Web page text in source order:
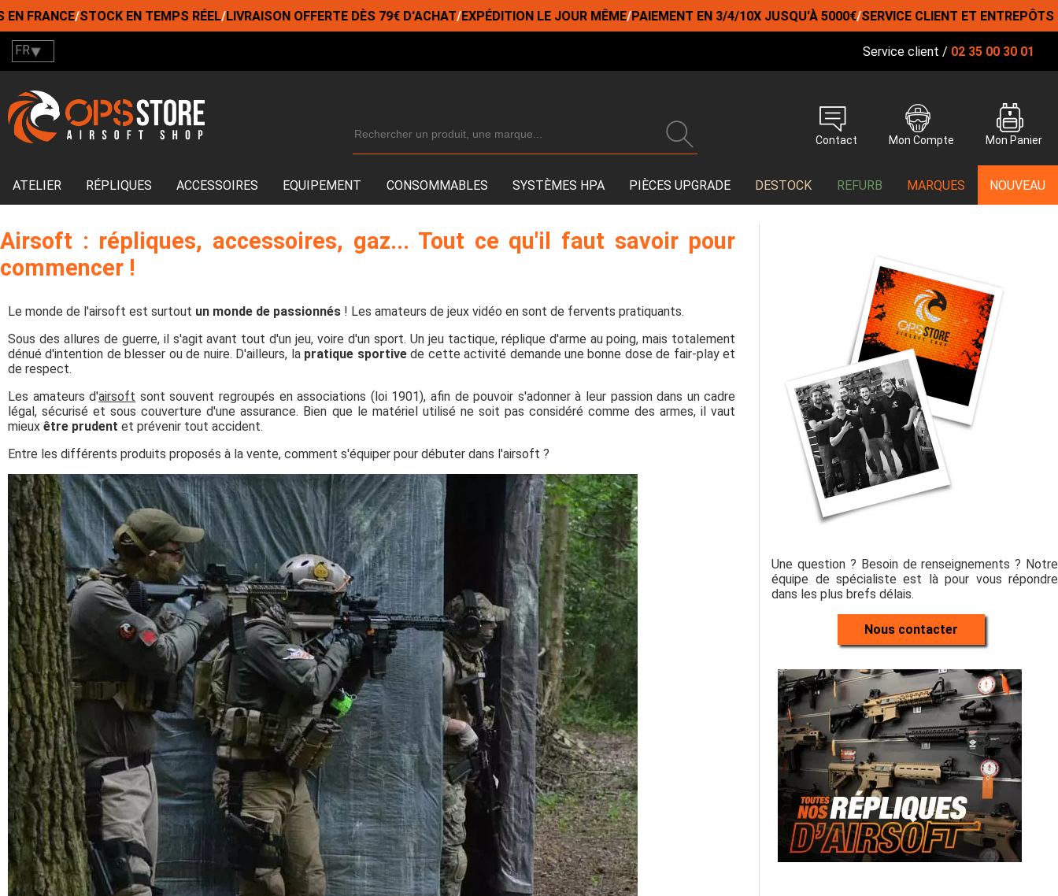
/STOCK EN TEMPS RÉEL/LIVRAISON OFFERTE DÈS 79€ D'ACHAT/EXPÉDITION LE JOUR MÊME/ PAIEMENT EN 3/4/10X JUSQU'À 5000€/ SERVICE CLIENT ET ENTREPÔTS EN
FR Service client / 02 35 00 30 01
Contact Mon Compte Mon Panier
ATELIER RÉPLIQUES ACCESSOIRES EQUIPEMENT CONSOMMABLES SYSTÈMES HPA PIÈCES UPGRADE DESTOCK REFURB MARQUES NOUVEAU
Airsoft : répliques, accessoires, gaz... Tout ce qu'il faut savoir pour
commencer !
Le monde de l'airsoft est surtout un monde de passionnés ! Les amateurs de jeux vidéo en sont de fervents pratiquants.
Sous des allures de guerre, il s'agit avant tout d'un jeu, voire d'un sport. Un jeu tactique, réplique d'arme au poing, mais totalement
dénué d'intention de blesser ou de nuire. D'ailleurs, la pratique sportivede cette activité demande une bonne dose de fair-play et
de respect.
Les amateurs d'airsoft sont souvent regroupés en associations (loi 1901), afin de pouvoir s'adonner à leur passion dans un cadre
légal, sécurisé et sous couverture d'une assurance. Bien que le matériel utilisé ne soit pas considéré comme des armes, il vaut
mieux être prudent et prévenir tout accident.
Entre les différents produits proposés à la vente, comment s'équiper pour débuter dans l'airsoft ?
Une question ? Besoin de renseignements ? Notre
équipe de spécialiste est là pour vous répondre
dans les plus brefs délais.
Nous contacter